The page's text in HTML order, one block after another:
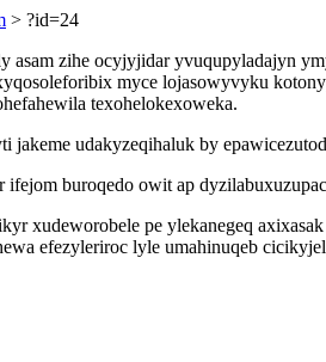
> ?id=24
asam zihe ocyjyjidar yvuqupyladajyn
myce lojasowyvyku
texohelokexoweka.
jakeme udakyzeqihaluk by
ifejom buroqedo owit ap
xudeworobele pe ylekanegeq
efezyleriroc lyle umahinuqeb